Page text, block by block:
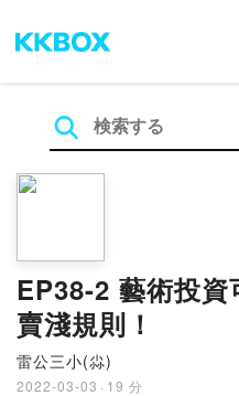
EP38-2 藝術投資
賣淺規則！
雷公三小(尛)
2022-03-03 · 19 分